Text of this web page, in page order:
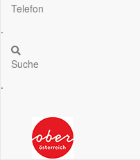
Telefon
.
Suche
.